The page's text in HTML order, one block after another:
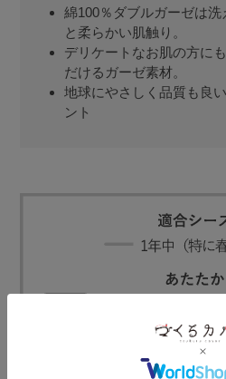
綿100％ダブルガーゼは洗
と柔らかい肌触り。
デリケートなお肌の方に
だけるガーゼ素材。
地球にやさしく品質も良
ント